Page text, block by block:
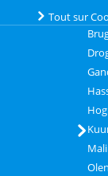
Tout sur
Olen